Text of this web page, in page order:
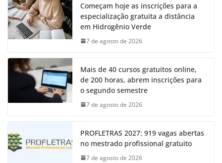
Começam hoje as inscrições para a
especialização gratuita a distância
em Hidrogênio Verde
7 de agosto de 2026
Mais de 40 cursos gratuitos online,
de 200 horas, abrem inscrições para
o segundo semestre
7 de agosto de 2026
PROFLETRAS 2027: 919 vagas abertas
no mestrado profissional gratuito
7 de agosto de 2026